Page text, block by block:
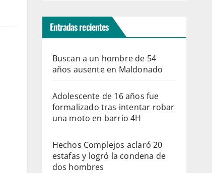
Entradas recientes
Buscan a un hombre de 54
años ausente en Maldonado
Adolescente de 16 años fue
formalizado tras intentar robar
una moto en barrio 4H
Hechos Complejos aclaró 20
estafas y logró la condena de
dos hombres